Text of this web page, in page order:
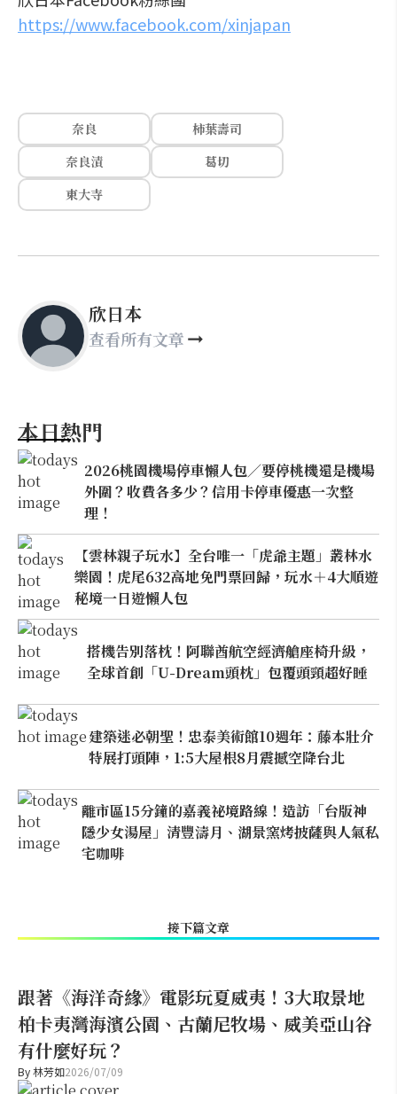
https://www.facebook.com/xinjapan
奈良
柿葉壽司
奈良漬
葛切
東大寺
欣日本
查看所有文章
本日熱門
2026桃園機場停車懶人包／要停桃機還是機場
外圍？收費各多少？信用卡停車優惠一次整
理！
【雲林親子玩水】全台唯一「虎爺主題」叢林水
樂園！虎尾632高地免門票回歸，玩水＋4大順遊
秘境一日遊懶人包
搭機告別落枕！阿聯酋航空經濟艙座椅升級，
全球首創「U-Dream頭枕」包覆頭頸超好睡
建築迷必朝聖！忠泰美術館10週年：藤本壯介
特展打頭陣，1:5大屋根8月震撼空降台北
離市區15分鐘的嘉義祕境路線！造訪「台版神
隱少女湯屋」清豐濤月、湖景窯烤披薩與人氣私
宅咖啡
接下篇文章
跟著《海洋奇緣》電影玩夏威夷！3大取景地
柏卡夷灣海濱公園、古蘭尼牧場、威美亞山谷
有什麼好玩？
By林芳如2026/07/09